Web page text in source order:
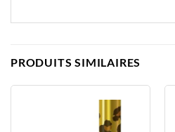
PRODUITS SIMILAIRES